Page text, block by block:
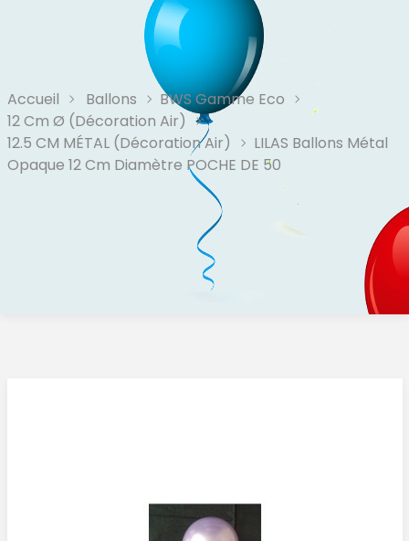
Accueil Ballons
BWS Gamme Eco
12 Cm Ø (Décoration Air)
12.5 CM MÉTAL (décoration Air)
LILAS Ballons Métal
Opaque 12 Cm Diamètre POCHE DE 50